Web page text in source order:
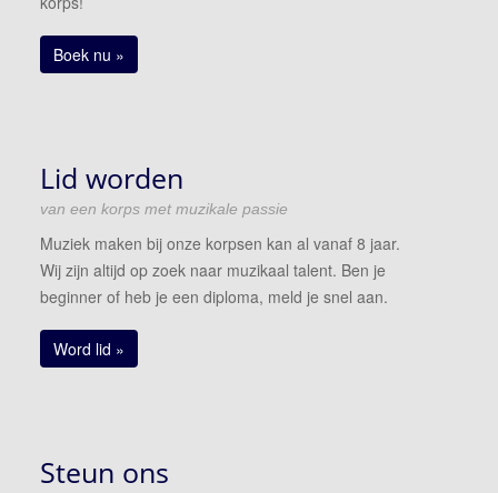
Boek nu »
Lid worden
van een korps met muzikale passie
Muziek maken bij onze korpsen kan al vanaf 8 jaar.
Wij zijn altijd op zoek naar muzikaal talent. Ben je
beginner of heb je een diploma, meld je snel aan.
Word lid »
Steun ons